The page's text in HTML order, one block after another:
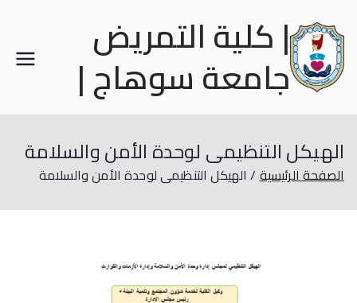
| كلية التمريض
جامعة سوهاج |
الهيكل التنظيمى لوحدة الأمن والسلامة
الصفحة الرئيسية الهيكل التنظيمى لوحدة الأمن والسلامة